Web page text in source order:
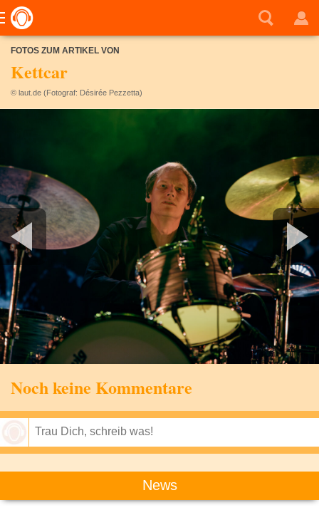
FOTOS ZUM ARTIKEL VON
Kettcar
© laut.de (Fotograf: Désirée Pezzetta)
Noch keine Kommentare
News